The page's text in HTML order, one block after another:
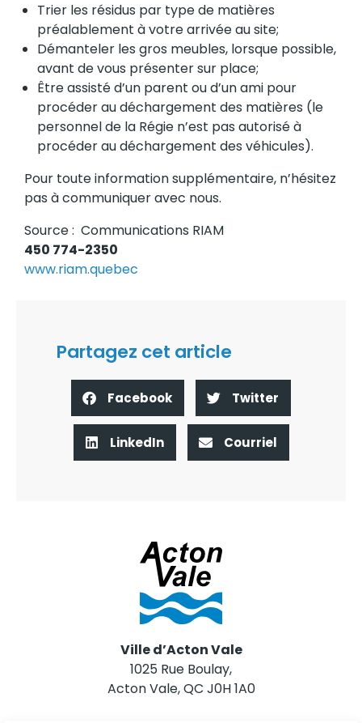
Trier les résidus par type de matières
préalablement à votre arrivée au site;
Démanteler les gros meubles, lorsque possible,
avant de vous présenter sur place;
Être assisté d’un parent ou d’un ami pour
procéder au déchargement des matières (le
personnel de la Régie n’est pas autorisé à
procéder au déchargement des véhicules).
Pour toute information supplémentaire, n’hésitez
pas à communiquer avec nous.
Source : Communications RIAM
450 774-2350
www.riam.quebec
Partagez cet article
Facebook Twitter
LinkedIn Courriel
Ville d’Acton Vale
1025 Rue Boulay,
Acton Vale, QC J0H 1A0